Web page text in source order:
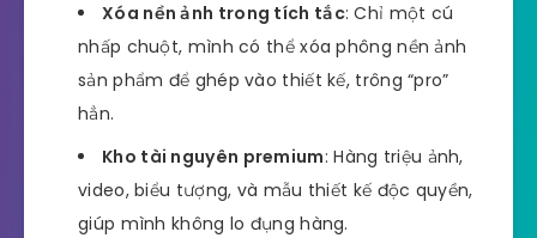
Xóa nền ảnh trong tích tắc: Chỉ một cú
nhấp chuột, mình có thể xóa phông nền ảnh
sản phẩm để ghép vào thiết kế, trông “pro”
hẳn.
Kho tài nguyên premium: Hàng triệu ảnh,
video, biểu tượng, và mẫu thiết kế độc quyền,
giúp mình không lo đụng hàng.